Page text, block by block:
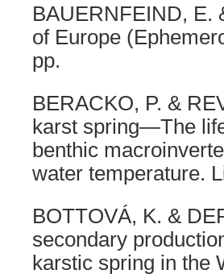
BAUERNFEIND, E.
of Europe
pp.
BERACKO, P. &
karst spring—The
benthic
water temperature.
BOTTOVÁ, K. &
secondary
karstic spring in the